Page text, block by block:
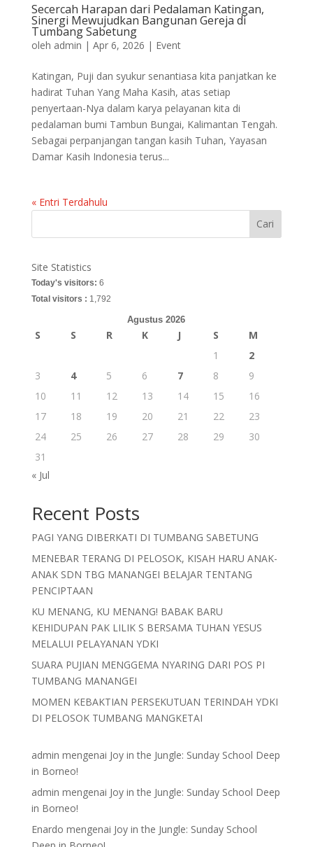
Secercah Harapan dari Pedalaman Katingan,
Sinergi Mewujudkan Bangunan Gereja di
Tumbang Sabetung
oleh admin | Apr 6, 2026 | Event
Katingan, Puji dan syukur senantiasa kita panjatkan ke
hadirat Tuhan Yang Maha Kasih, atas setiap
penyertaan-Nya dalam karya pelayanan kita di
pedalaman bumi Tambun Bungai, Kalimantan Tengah.
Sebagai perpanjangan tangan kasih Tuhan, Yayasan
Damar Kasih Indonesia terus...
« Entri Terdahulu
Cari
Site Statistics
Today's visitors: 6
Total visitors : 1,792
Agustus 2026
S S R K J S
M
1
2
3
4 5 6 7 8
9
10
11 12 13 14 15
16
17
18 19 20 21 22
23
24
25 26 27 28 29
30
31
« Jul
Recent Posts
PAGI YANG DIBERKATI DI TUMBANG SABETUNG
MENEBAR TERANG DI PELOSOK, KISAH HARU ANAK-
ANAK SDN TBG MANANGEI BELAJAR TENTANG
PENCIPTAAN
KU MENANG, KU MENANG! BABAK BARU
KEHIDUPAN PAK LILIK S BERSAMA TUHAN YESUS
MELALUI PELAYANAN YDKI
SUARA PUJIAN MENGGEMA NYARING DARI POS PI
TUMBANG MANANGEI
MOMEN KEBAKTIAN PERSEKUTUAN TERINDAH YDKI
DI PELOSOK TUMBANG MANGKETAI
admin mengenai Joy in the Jungle: Sunday School Deep
in Borneo!
admin mengenai Joy in the Jungle: Sunday School Deep
in Borneo!
Enardo mengenai Joy in the Jungle: Sunday School